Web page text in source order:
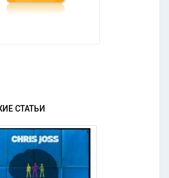
СТАТЬИ